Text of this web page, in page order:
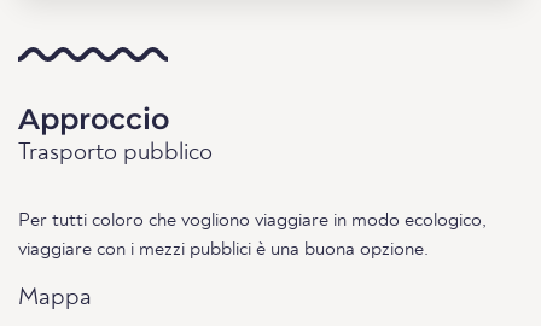
Approccio
Trasporto pubblico
Per tutti coloro che vogliono viaggiare in modo ecologico,
viaggiare con i mezzi pubblici è una buona opzione.
Mappa